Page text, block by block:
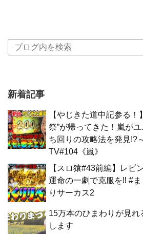
新着記事
【やじきた道中記参る！
祭”が帰ってきた！嵐が
ち回りの攻略法を発見!?
TV#104《嵐》
【スロ猿#43前編】レビ
運命の一劇で克服を‼ #
りサーカス2
15万本のひまわりが見
します